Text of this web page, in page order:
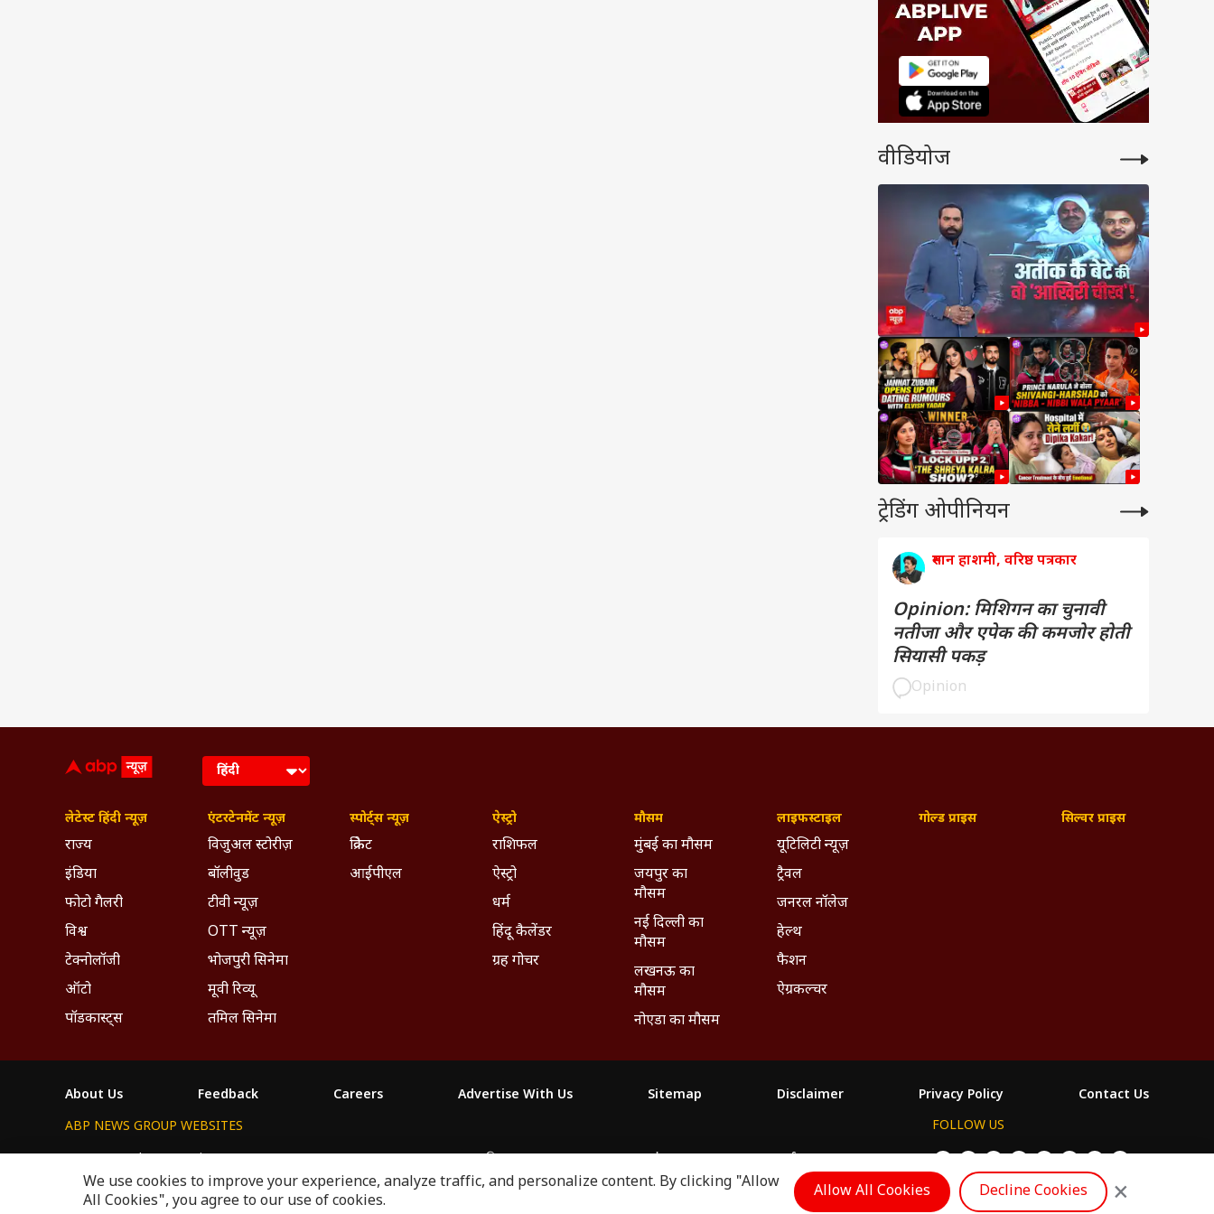
वीडियोज
ट्रेडिंग ओपीनियन
रुमान हाशमी, वरिष्ठ पत्रकार
Opinion: मिशिगन का चुनावी
नतीजा और एपेक की कमजोर होती
सियासी पकड़
Opinion
लेटेस्ट हिंदी न्यूज़
राज्य
इंडिया
फोटो गैलरी
विश्व
टेक्नोलॉजी
ऑटो
पॉडकास्ट्स
एंटरटेनमेंट न्यूज़
विजुअल स्टोरीज़
बॉलीवुड
टीवी न्यूज़
OTT न्यूज़
भोजपुरी सिनेमा
मूवी रिव्यू
तमिल सिनेमा
स्पोर्ट्स न्यूज़
क्रिकेट
आईपीएल
ऐस्ट्रो
राशिफल
ऐस्ट्रो
धर्म
हिंदू कैलेंडर
ग्रह गोचर
मौसम
मुंबई का मौसम
जयपुर का
मौसम
नई दिल्ली का
मौसम
लखनऊ का
मौसम
नोएडा का मौसम
लाइफस्टाइल
यूटिलिटी न्यूज़
ट्रैवल
जनरल नॉलेज
हेल्थ
फैशन
ऐग्रकल्चर
गोल्ड प्राइस सिल्वर प्राइस
About Us Feedback Careers Advertise With Us Sitemap Disclaimer Privacy Policy
Contact Us
ABP NEWS GROUP WEBSITES
FOLLOW US
This website follows theDNPA Code of Ethics.Copyright@2026. All rights reserved.
We use cookies to improve your experience, analyze traffic, and personalize content. By clicking "Allow
All Cookies", you agree to our use of cookies.
Allow All Cookies Decline Cookies ×